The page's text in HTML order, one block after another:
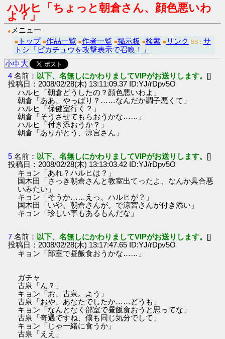
ハルヒ「ちょっと朝倉さん、顔色悪いわ
よ？」
● メニュー
■ トップ ■作品一覧 ■作者一覧 ■掲示板 ■検索 ■ リンク SS： サ
トシ「ピカチュウを攻撃表示で召喚！」
小中大
4 名前： 以下、名無しにかわりましてVIPがお送りします。 []
投稿日：2008/02/28(木) 13:11:09.37 ID:YJ/rDpv5O
ハルヒ「朝倉どうしたの？顔色悪いわよ」
朝倉「ああ、やっぱり？……なんだか調子悪くて」
ハルヒ「保健室行く？」
朝倉「そうさせてもらおうかな……」
ハルヒ「付き添おうか？」
朝倉「ありがとう、涼宮さん」
5 名前： 以下、名無しにかわりましてVIPがお送りします。 []
投稿日：2008/02/28(木) 13:13:03.42 ID:YJ/rDpv5O
キョン「あれ？ハルヒは？」
国木田「さっき朝倉さんと教室出てったよ、なんか具合悪
いみたい」
キョン「そうか……えっ、ハルヒが？」
国木田「いや、朝倉さんが。で涼宮さんが付き添い」
キョン「珍しい事もあるもんだな」
7 名前： 以下、名無しにかわりましてVIPがお送りします。 []
投稿日：2008/02/28(木) 13:17:47.65 ID:YJ/rDpv5O
キョン「部室で昼飯食おうかな……」
ガチャ
古泉「ん？」
キョン「お、古泉。よう」
古泉「おや、あなたでしたか……どうも」
キョン「なんとなく部室で昼飯食おうと思ってな」
古泉「奇遇ですね、僕も同じ気分でして」
キョン「じゃ一緒に食うか」
古泉「ええ」